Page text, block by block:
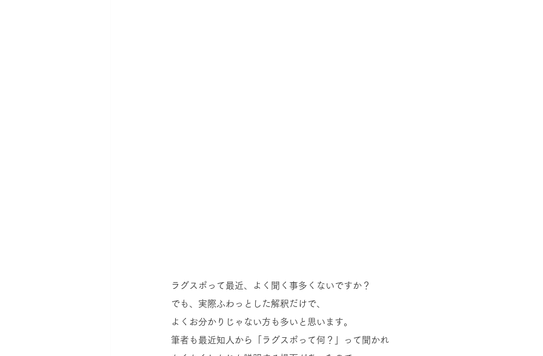
ラグスポって最近、よく聞く事多くないですか？
でも、実際ふわっとした解釈だけで、
よくお分かりじゃない方も多いと思います。
筆者も最近知人から「ラグスポって何？」って聞かれ